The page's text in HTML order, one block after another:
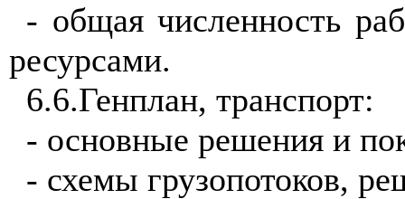
- общая численность
ресурсами.
6.6.Генплан, транспорт:
- основные решения и
- схемы грузопотоков,